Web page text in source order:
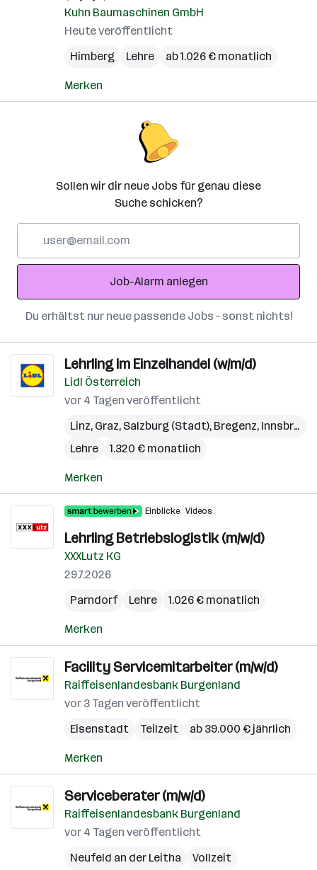
Kuhn Baumaschinen GmbH
Heute veröffentlicht
Himberg
Lehre ab 1.026 € monatlich
Merken
Sollen wir dir neue Jobs für genau diese
Suche schicken?
Adresse
Job-Alarm anlegen
Du erhältst nur neue passende Jobs – sonst nichts!
Lehrling im Einzelhandel (w/m/d)
Lidl Österreich
vor 4 Tagen veröffentlicht
Linz, Graz, Salzburg (Stadt), Bregenz, Innsbruck
Lehre
1.320 € monatlich
Merken
Einblicke Videos
Lehrling Betriebslogistik (m/w/d)
XXXLutz KG
29.7.2026
Parndorf
Lehre 1.026 € monatlich
Merken
Facility Servicemitarbeiter (m/w/d)
Raiffeisenlandesbank Burgenland
vor 3 Tagen veröffentlicht
Eisenstadt
Teilzeit ab 39.000 € jährlich
Merken
Serviceberater (m/w/d)
Raiffeisenlandesbank Burgenland
vor 4 Tagen veröffentlicht
Neufeld an der Leitha
Vollzeit